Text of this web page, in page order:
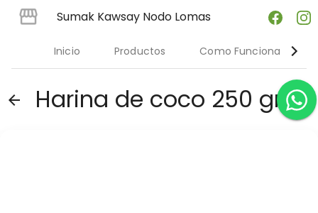
Sumak Kawsay Nodo Lomas
Inicio Productos Como Funciona
arrow_back Harina de coco 250 gr